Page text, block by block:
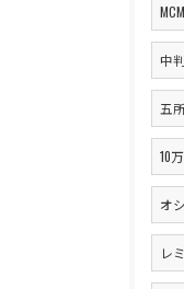
MCM
中
五
10
オ
レ